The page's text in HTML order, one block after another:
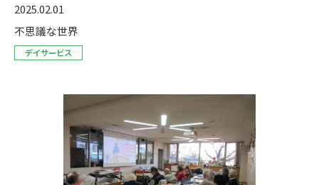
2025.02.01
不思議な世界
デイサービス